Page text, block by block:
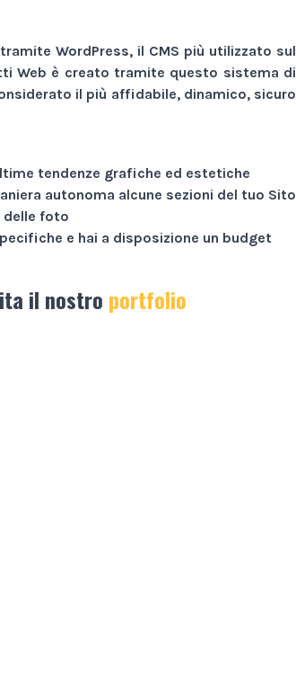
tramite WordPress, il CMS più utilizzato sul
Web è creato tramite questo sistema di
il più affidabile, dinamico, sicuro
tendenze grafiche ed estetiche
autonoma alcune sezioni del tuo Sito
delle foto
e hai a disposizione un budget
il nostro portfolio